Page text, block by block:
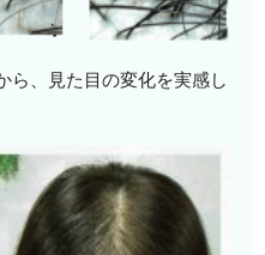
ら、見た目の変化を実感し